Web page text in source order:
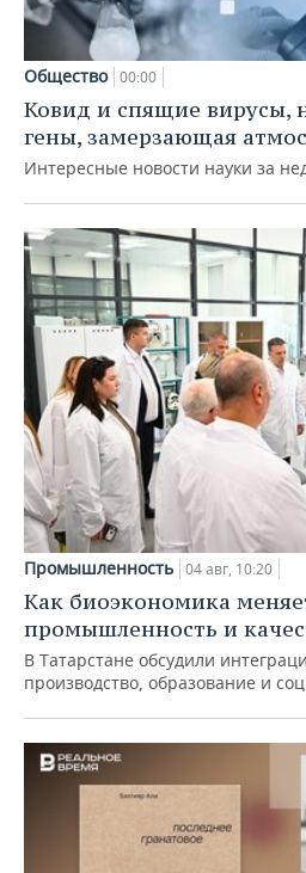
Общество 00:00
Ковид и спящие вирусы,
гены, замерзающая
Интересные новости науки за
Промышленность 04 авг, 10:20
Как биоэкономика
промышленность и
В Татарстане обсудили
производство, образование и